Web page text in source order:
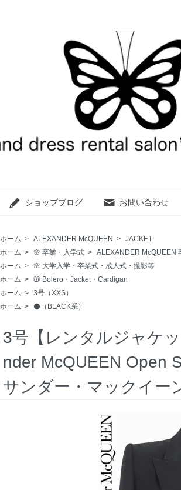
ショップブログ お問い合わせ
ホーム > ALEXANDER McQUEEN > JACKET
ホーム > 🌸 卒業・入学式 > ALEXANDER McQUEEN
ホーム > 🌸 大学入学・卒業式・成人式・撮影等
ホーム > 🧥 Bolero・Jacket・Cardigan
ホーム > 3号（XXS）
ホーム > ⚫️（BLACK系）
3号【レンタルジャケ
nder McQUEEN Open
サンダー・マックイー